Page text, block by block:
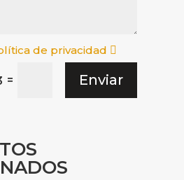
de privacidad
= Enviar